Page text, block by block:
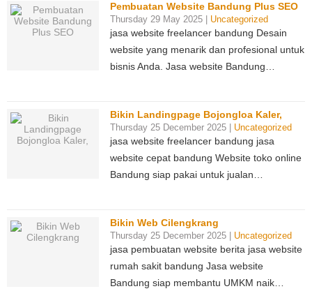
Pembuatan Website Bandung Plus SEO
Thursday 29 May 2025 | Uncategorized
jasa website freelancer bandung Desain
website yang menarik dan profesional untuk
bisnis Anda. Jasa website Bandung…
Bikin Landingpage Bojongloa Kaler,
Thursday 25 December 2025 | Uncategorized
jasa website freelancer bandung jasa
website cepat bandung Website toko online
Bandung siap pakai untuk jualan…
Bikin Web Cilengkrang
Thursday 25 December 2025 | Uncategorized
jasa pembuatan website berita jasa website
rumah sakit bandung Jasa website
Bandung siap membantu UMKM naik…